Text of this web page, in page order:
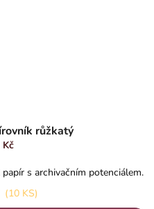
růžkatý
Kč
s archivačním potenciálem.
(10 KS)